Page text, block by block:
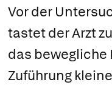
Vor der
tastet der Arzt
das bewegliche
Zuführung